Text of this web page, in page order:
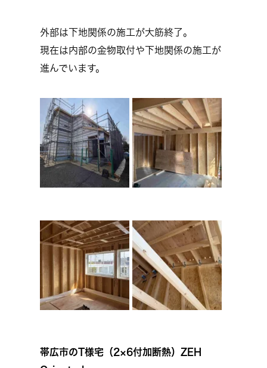
外部は下地関係の施工が大筋終了。
現在は内部の金物取付や下地関係の施工が
進んでいます。
帯広市のT様宅（2×6付加断熱）ZEH